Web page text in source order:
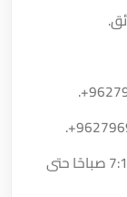
.
.
أوقات العمل: جميع أيام الأسبوع من الساعة 7:16 صباحًا حتى